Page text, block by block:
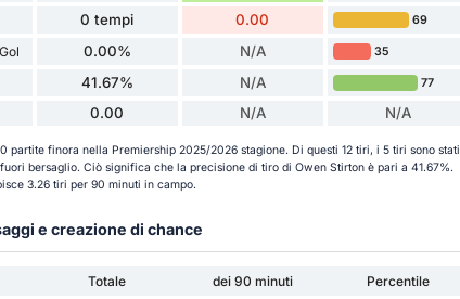
0 tempi 0.00 69
0.00% N/A 35
41.67% N/A 77
0.00 N/A N/A
partite finora nella Premiership 2025/2026 stagione. Di questi 12 tiri, i 5 tiri sono stati
bersaglio. Ciò significa che la precisione di tiro di Owen Stirton è pari a 41.67%.
3.26 tiri per 90 minuti in campo.
e creazione di chance
Totale dei 90 minuti
Percentile